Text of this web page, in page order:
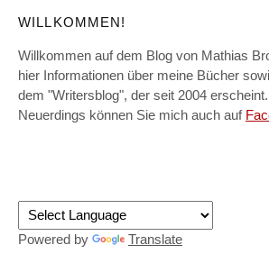
WILLKOMMEN!
Willkommen auf dem Blog von Mathias
hier Informationen über meine Bücher
dem "Writersblog", der seit 2004 erscheint.
Neuerdings können Sie mich auch auf
Powered by Translate